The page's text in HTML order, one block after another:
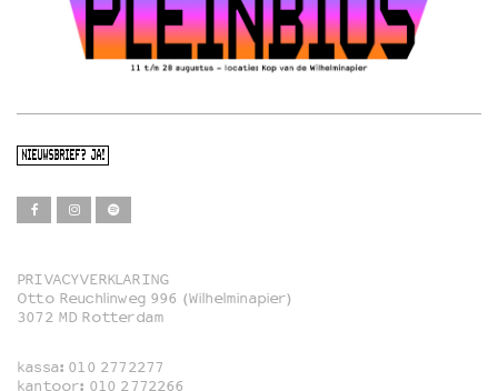
NIEUWSBRIEF? JA!
Film
Familie
PRIVACYVERKLARING
Otto Reuchlinweg 996 (Wilhelminapier)
3072 MD Rotterdam
kassa: 010 2772277
kantoor: 010 2772266